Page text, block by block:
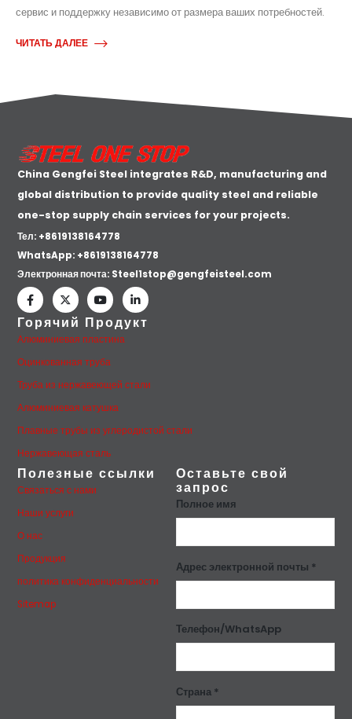
сервис и поддержку независимо от размера ваших потребностей.
ЧИТАТЬ ДАЛЕЕ
China Gengfei Steel integrates R&D, manufacturing and
global distribution to provide quality steel and reliable
one-stop supply chain services for your projects.
Тел: +8619138164778
WhatsApp: +8619138164778
Электронная почта: Steel1stop@gengfeisteel.com
Горячий Продукт
Алюминиевая пластина
Оцинкованная труба
Труба из нержавеющей стали
Алюминиевая катушка
Плавные трубы из углеродистой стали
Нержавеющая сталь
Полезные ссылки
Связаться с нами
Наши услуги
О нас
Продукция
политика конфиденциальности
Sitemap
Оставьте свой
запрос
Полное имя
Адрес электронной почты *
Телефон/WhatsApp
Страна *